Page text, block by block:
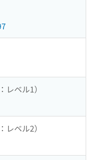
ベル1）
ベル2）